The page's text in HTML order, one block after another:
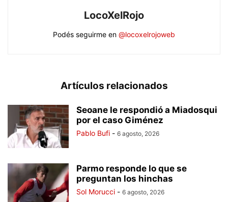
LocoXelRojo
Podés seguirme en @locoxelrojoweb
Artículos relacionados
Seoane le respondió a Miadosqui
por el caso Giménez
Pablo Bufi - 6 agosto, 2026
Parmo responde lo que se
preguntan los hinchas
Sol Morucci - 6 agosto, 2026